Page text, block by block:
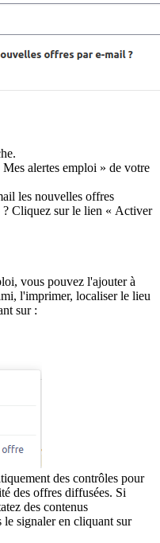
alertes emploi » de votre
les nouvelles offres
? Cliquez sur le lien « Activer
vous pouvez l'ajouter à
l'imprimer, localiser le lieu
sur :
des contrôles pour
des offres diffusées. Si
des contenus
signaler en cliquant sur